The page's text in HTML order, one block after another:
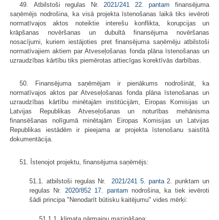
49. Atbilstoši regulas Nr. 2021/241 22. pantam finansējuma
saņēmējs nodrošina, ka visā projekta īstenošanas laikā tiks ievēroti
normatīvajos aktos noteiktie interešu konflikta, korupcijas un
krāpšanas novēršanas un dubultā finansējuma novēršanas
nosacījumi, kuriem iestājoties pret finansējuma saņēmēju atbilstoši
normatīvajiem aktiem par Atveseļošanas fonda plāna īstenošanas un
uzraudzības kārtību tiks piemērotas attiecīgas korektīvās darbības.
50. Finansējuma saņēmējam ir pienākums nodrošināt, ka
normatīvajos aktos par Atveseļošanas fonda plāna īstenošanas un
uzraudzības kārtību minētajām institūcijām, Eiropas Komisijas un
Latvijas Republikas Atveseļošanas un noturības mehānisma
finansēšanas nolīgumā minētajām Eiropas Komisijas un Latvijas
Republikas iestādēm ir pieejama ar projekta īstenošanu saistītā
dokumentācija.
51. Īstenojot projektu, finansējuma saņēmējs:
51.1. atbilstoši regulas Nr. 2021/241 5. panta2. punktam un
regulas Nr. 2020/852 17. pantam nodrošina, ka tiek ievēroti
šādi principa "Nenodarīt būtisku kaitējumu" vides mērķi: